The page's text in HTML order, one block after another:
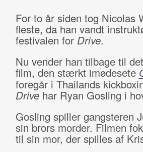
For to år siden tog Nicolas
fleste, da han vandt
festivalen for Drive.
Nu vender han tilbage til
film, den stærkt imødesete
foregår i Thailands
Drive har Ryan Gosling i
Gosling spiller gangsteren
sin brors morder. Filmen
til sin mor, der spilles af